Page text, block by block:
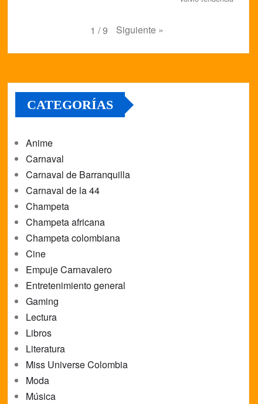
1 /9 Siguiente »
CATEGORÍAS
Anime
Carnaval
Carnaval de Barranquilla
Carnaval de la 44
Champeta
Champeta africana
Champeta colombiana
Cine
Empuje Carnavalero
Entretenimiento general
Gaming
Lectura
Libros
Literatura
Miss Universe Colombia
Moda
Música